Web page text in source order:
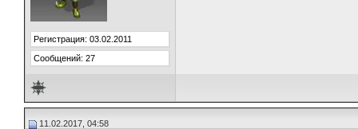
Регистрация: 03.02.2011
Сообщений: 27
11.02.2017, 04:58